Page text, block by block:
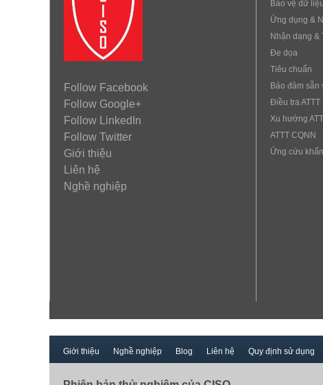
Follow Facebook
Follow Google+
Follow LinkedIn
Follow Twitter
Giới thiệu
Liên hệ
Nghề nghiệp
Bảo vệ dữ liệu
Ứng dụng &
Nhận dạng &
Đe dọa
Tiêu chuẩn
Bảo đảm sẵn
Điều tra ATTT
Xu hướng
ATTT CQNN
Ứng cứu
Giới thiệu Nghề nghiệp Blog Liên hệ Quy định sử dụng